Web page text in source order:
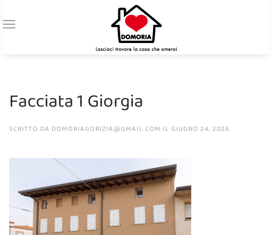
Facciata 1 Giorgia
SCRITTO DA DOMORIAGORIZIA@GMAIL.COM IL GIUGNO 24, 2026.